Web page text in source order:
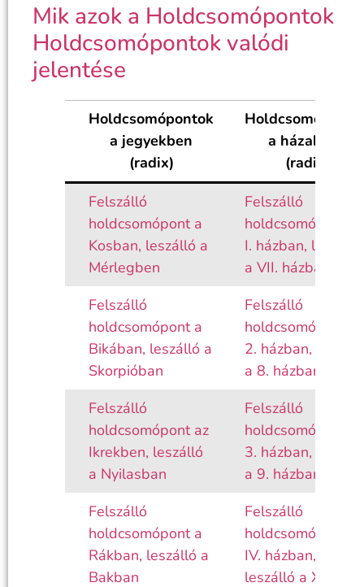
Mik azok a Holdcsomópontok
Holdcsomópontok valódi
jelentése
Holdcsomópontok
a jegyekben
(radix)
a házakban
(radix)
Felszálló
holdcsomópont a
Kosban, leszálló a
Mérlegben
Felszálló
holdcsomópont az
I. házban, leszálló
a VII. házban
Felszálló
holdcsomópont a
Bikában, leszálló a
Skorpióban
Felszálló
holdcsomópont a
2. házban,
a 8. házban
Felszálló
holdcsomópont az
Ikrekben, leszálló
a Nyilasban
Felszálló
holdcsomópont a
3. házban,
a 9. házban
Felszálló
holdcsomópont a
Rákban, leszálló a
Bakban
Felszálló
holdcsomópont a
IV. házban,
leszálló a X.